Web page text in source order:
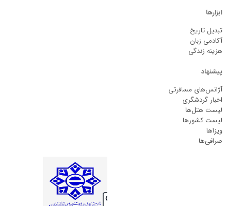
ابزارها
تبدیل تاریخ
آکادمی زبان
هزینه زندگی
پیشنهاد
آژانس‌های مسافرتی
اخبار گردشگری
لیست هتل‌ها
لیست کشورها
ویزاها
صرافی‌ها